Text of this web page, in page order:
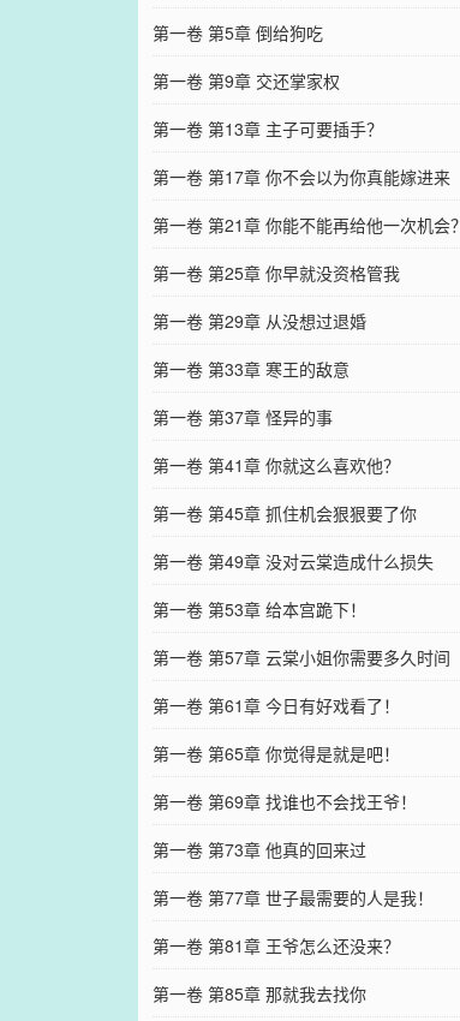
第一卷 第5章 倒给狗吃
第一卷 第9章 交还掌家权
第一卷 第13章 主子可要插手？
第一卷 第17章 你不会以为你真能嫁进来
吧？
第一卷 第21章 你能不能再给他一次机会？
第一卷 第25章 你早就没资格管我
第一卷 第29章 从没想过退婚
第一卷 第33章 寒王的敌意
第一卷 第37章 怪异的事
第一卷 第41章 你就这么喜欢他？
第一卷 第45章 抓住机会狠狠要了你
第一卷 第49章 没对云棠造成什么损失
第一卷 第53章 给本宫跪下！
第一卷 第57章 云棠小姐你需要多久时间
第一卷 第61章 今日有好戏看了！
第一卷 第65章 你觉得是就是吧！
第一卷 第69章 找谁也不会找王爷！
第一卷 第73章 他真的回来过
第一卷 第77章 世子最需要的人是我！
第一卷 第81章 王爷怎么还没来？
第一卷 第85章 那就我去找你